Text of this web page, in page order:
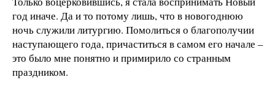
год иначе. Да и то потому лишь, что в новогоднюю
ночь служили литургию. Помолиться о благополучии
наступающего года, причаститься в самом его начале –
это было мне понятно и примирило со странным
праздником.